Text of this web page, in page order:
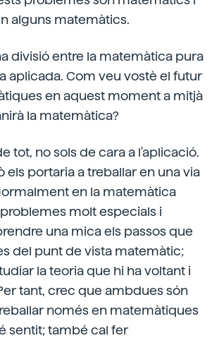
alguns matemàtics.
divisió entre la matemàtica pura
aplicada. Com veu vostè el futur
en aquest moment a mitjà
la matemàtica?
tot, no sols de cara a l'aplicació.
els portaria a treballar en una via
en la matemàtica
molt especials i
una mica els passos que
del punt de vista matemàtic;
la teoria que hi ha voltant i
tant, crec que ambdues són
només en matemàtiques
sentit; també cal fer